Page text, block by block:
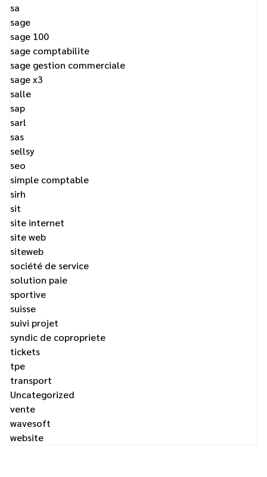
sa
sage
sage 100
sage comptabilite
sage gestion commerciale
sage x3
salle
sap
sarl
sas
sellsy
seo
simple comptable
sirh
sit
site internet
site web
siteweb
société de service
solution paie
sportive
suisse
suivi projet
syndic de copropriete
tickets
tpe
transport
Uncategorized
vente
wavesoft
website